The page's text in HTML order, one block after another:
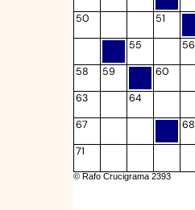
50 51
55 56
58 59 60
63 64
67 68
71
© Rafo Crucigrama 2393